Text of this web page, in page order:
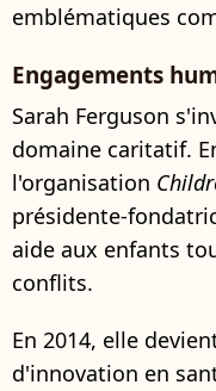
emblématiques
Engagements
Sarah Ferguson
domaine caritatif.
l'organisation
présidente-
aide aux enfants
conflits.
En 2014, elle
d'innovation en